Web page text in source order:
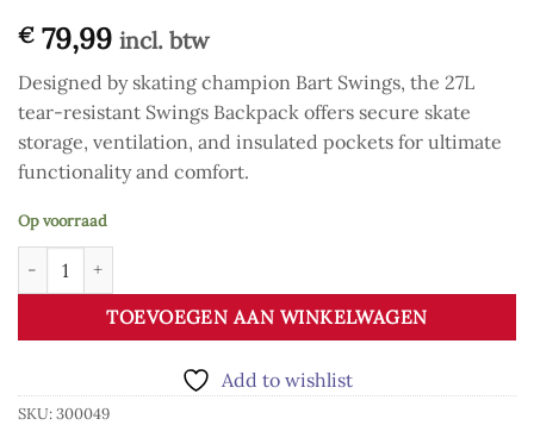
€ 79,99 incl. btw
Designed by skating champion Bart Swings, the 27L
tear-resistant Swings Backpack offers secure skate
storage, ventilation, and insulated pockets for ultimate
functionality and comfort.
Op voorraad
Wings Bag aantal
TOEVOEGEN AAN WINKELWAGEN
Add to wishlist
SKU:300049